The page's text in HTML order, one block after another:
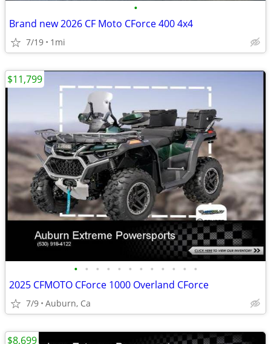
•
Brand new 2026 CF Moto CForce 400 4x4
7/19 1mi
• • • • • • • • • • • •
2025 CFMOTO CForce 1000 Overland CForce
7/9 Auburn, Ca
$11,799
$8,699